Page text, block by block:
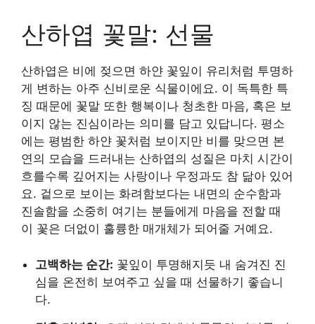
산하엽 꽃말: 선물
산하엽은 비에 젖으면 하얀 꽃잎이 유리처럼 투명하
게 변하는 아주 신비로운 식물이에요. 이 독특한 특
징 때문에 꽃말 또한 행복이나 청초한 마음, 혹은 보
이지 않는 진심이라는 의미를 담고 있답니다. 평소
에는 평범한 하얀 꽃처럼 보이지만 비를 맞으면 본
연의 모습을 드러내는 산하엽의 성질은 마치 시간이
흐를수록 깊어지는 사랑이나 우정과도 참 닮아 있어
요. 겉으로 보이는 화려함보다는 내면의 순수함과
진솔함을 소중히 여기는 분들에게 마음을 전할 때
이 꽃은 더없이 훌륭한 매개체가 되어줄 거예요.
고백하는 순간: 꽃잎이 투명해지듯 내 숨겨진 진
심을 온전히 보여주고 싶을 때 선물하기 좋습니
다.